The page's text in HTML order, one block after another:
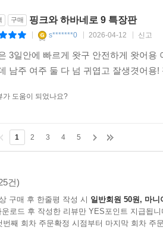
구매 핑크와 하바네로 9 특장판
s*******0 2026-04-12 신고
3일안에 빠르게 왓구 안전하게 왓어
남주 여주 둘 다 넘 귀엽고 잘생겻어
가 도움이 되었나요?
1 2 3 4 5
건)
구매 후 한줄평 작성 시 일반회원 50원, 마니
로드 후 작성한 리뷰만 YES포인트 지급됩니
번째 회차 주문확정 시점부터 마지막 회차 주